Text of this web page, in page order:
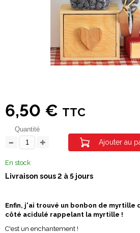
6,50 € TTC
Quantité
Ajouter au
En stock
Livraison sous 2 à 5 jours
Enfin, j'ai trouvé un bonbon de myrtille
côté acidulé rappelant la myrtille !
C'est un enchantement !